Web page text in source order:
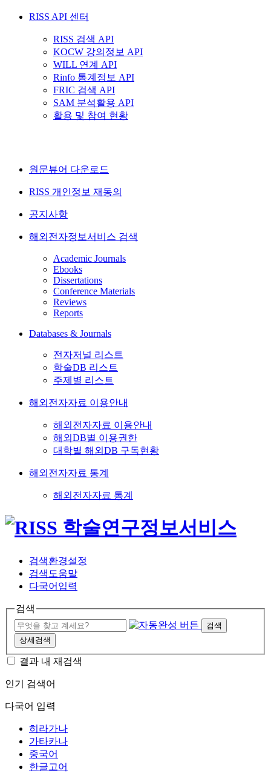
RISS API 센터
RISS 검색 API
KOCW 강의정보 API
WILL 연계 API
Rinfo 통계정보 API
FRIC 검색 API
SAM 분석활용 API
활용 및 참여 현황
원문뷰어 다운로드
RISS 개인정보 재동의
공지사항
해외전자정보서비스 검색
Academic Journals
Ebooks
Dissertations
Conference Materials
Reviews
Reports
Databases & Journals
전자저널 리스트
학술DB 리스트
주제별 리스트
해외전자자료 이용안내
해외전자자료 이용안내
해외DB별 이용권한
대학별 해외DB 구독현황
해외전자자료 통계
해외전자자료 통계
검색환경설정
검색도움말
다국어입력
검색
검색
상세검색
결과 내 재검색
인기 검색어
다국어 입력
히라가나
가타카나
중국어
한글고어